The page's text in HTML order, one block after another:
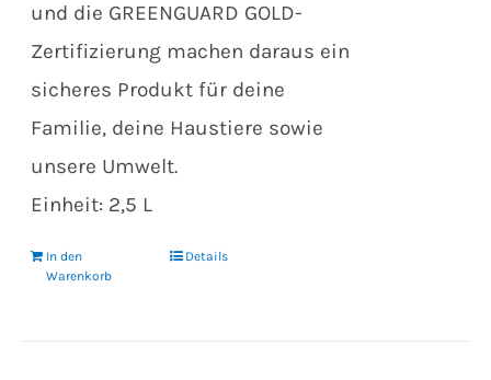
und die GREENGUARD GOLD-
Zertifizierung machen daraus ein
sicheres Produkt für deine
Familie, deine Haustiere sowie
unsere Umwelt.
Einheit: 2,5 L
In den
Warenkorb
Details